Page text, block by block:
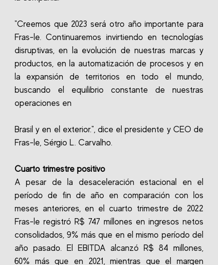
"Creemos que 2023 será otro año importante para
Fras-le. Continuaremos invirtiendo en tecnologías
disruptivas, en la evolución de nuestras marcas y
productos, en la automatización de procesos y en
la expansión de territorios en todo el mundo,
buscando el equilibrio constante de nuestras
operaciones en
Brasil y en el exterior.", dice el presidente y CEO de
Fras-le, Sérgio L. Carvalho.
Cuarto trimestre positivo
A pesar de la desaceleración estacional en el
período de fin de año en comparación con los
meses anteriores, en el cuarto trimestre de 2022
Fras-le registró R$ 747 millones en ingresos netos
consolidados, 9% más que en el mismo período del
año pasado. El EBITDA alcanzó R$ 84 millones,
60% más que en 2021, mientras que el margen